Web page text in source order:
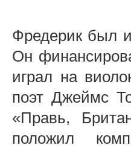
Фредерик был
Он
играл на
поэт Джеймс
«Правь,
положил